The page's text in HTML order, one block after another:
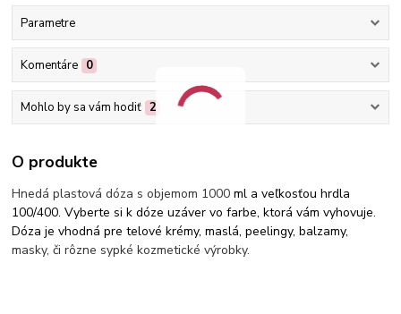
Parametre
Komentáre 0
Mohlo by sa vám hodiť 2
O produkte
Hnedá plastová dóza s objemom 1000ml a veľkosťou hrdla
100/400. Vyberte si k dóze uzáver vo farbe, ktorá vám vyhovuje.
Dóza je vhodná pre telové krémy, maslá, peelingy, balzamy,
masky, či rôzne sypké kozmetické výrobky.